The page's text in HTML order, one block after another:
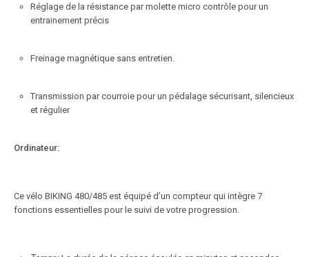
Réglage de la résistance par molette micro contrôle pour un
entrainement précis
Freinage magnétique sans entretien.
Transmission par courroie pour un pédalage sécurisant, silencieux
et régulier
Ordinateur:
Ce vélo BIKING 480/485 est équipé d’un compteur qui intègre 7
fonctions essentielles pour le suivi de votre progression.